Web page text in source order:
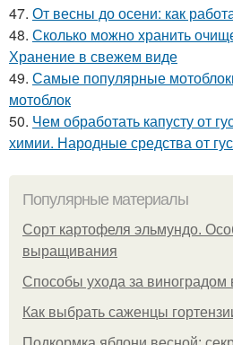
47. От весны до осени: как
48. Сколько можно хранить
Хранение в свежем виде
49. Самые популярные
мотоблок
50. Чем обработать капусту от
химии. Народные средства от
Популярные материалы
Сорт картофеля эльмундо.
выращивания
Способы ухода за виноградом
Как выбрать саженцы